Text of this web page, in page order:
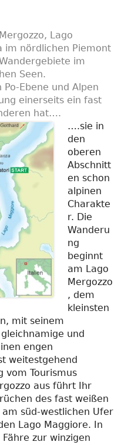
Lago
im nördlichen Piemont
im
Seen.
Ebene und Alpen
einerseits ein fast
hat….
….sie in
den
oberen
Abschnitt
en schon
alpinen
Charakte
r. Die
Wanderu
ng
beginnt
am Lago
Mergozzo
, dem
kleinsten
mit seinem
und
engen
weitestgehend
vom Tourismus
aus führt Ihr
des fast weißen
süd-westlichen Ufer
Lago Maggiore. In
zur winzigen